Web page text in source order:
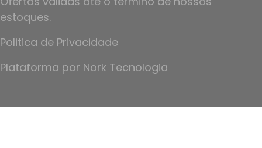
estoques.
Politica de Privacidade
Plataforma por Nork Tecnologia